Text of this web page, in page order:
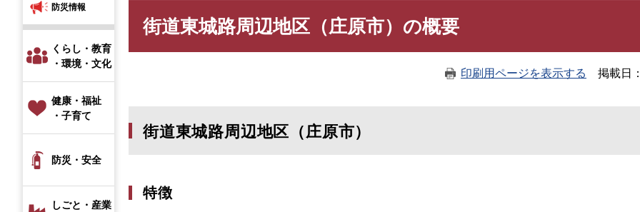
防災情報
くらし・教育
・環境・文化
健康・福祉
・子育て
防災・安全
しごと・産業
街道東城路周辺地区（庄原市）の概要
印刷用ページを表示する 掲載日
街道東城路周辺地区（庄原市）
特徴